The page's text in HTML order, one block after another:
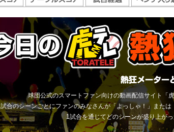
球団公式のスマートファン向けの動画配信サイト「
試合のシーンごとにファンのみなさんが「よっしゃ！」また
1試合を通じてどのシーンが盛り上が